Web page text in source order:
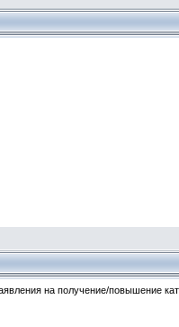
на получение/повышение